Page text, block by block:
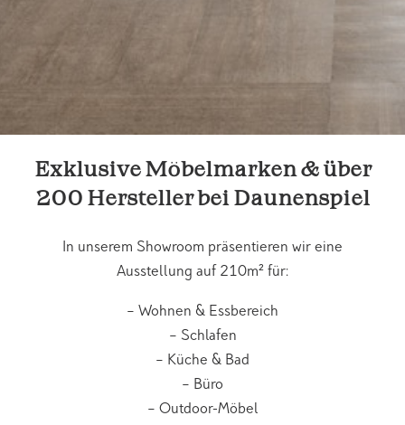
Exklusive Möbelmarken & über
200 Hersteller bei Daunenspiel
In unserem Showroom präsentieren wir eine
Ausstellung auf 210m² für:
– Wohnen & Essbereich
– Schlafen
– Küche & Bad
– Büro
– Outdoor-Möbel